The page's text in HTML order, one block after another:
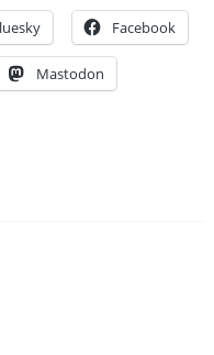
Facebook
Mastodon